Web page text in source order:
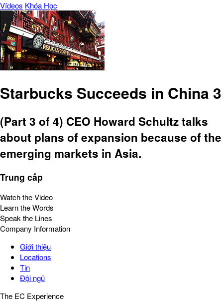
Vídeos Khóa Học
Starbucks Succeeds in China 3
(Part 3 of 4) CEO Howard Schultz talks
about plans of expansion because of the
emerging markets in Asia.
Trung cấp
Watch the Video
Learn the Words
Speak the Lines
Company Information
Giới thiệu
Locations
Tin
Đội ngũ
The EC Experience